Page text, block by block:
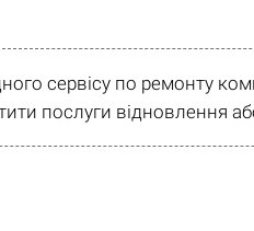
сервісу по ремонту
послуги відновлення